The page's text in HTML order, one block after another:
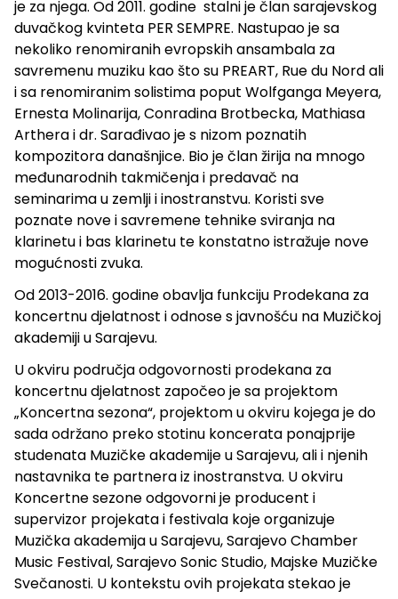
je za njega. Od 2011. godine stalni je član sarajevskog
duvačkog kvinteta PER SEMPRE. Nastupao je sa
nekoliko renomiranih evropskih ansambala za
savremenu muziku kao što su PREART, Rue du Nord ali
i sa renomiranim solistima poput Wolfganga Meyera,
Ernesta Molinarija, Conradina Brotbecka, Mathiasa
Arthera i dr. Sarađivao je s nizom poznatih
kompozitora današnjice. Bio je član žirija na mnogo
međunarodnih takmičenja i predavač na
seminarima u zemlji i inostranstvu. Koristi sve
poznate nove i savremene tehnike sviranja na
klarinetu i bas klarinetu te konstatno istražuje nove
mogućnosti zvuka.
Od 2013-2016. godine obavlja funkciju Prodekana za
koncertnu djelatnost i odnose s javnošću na Muzičkoj
akademiji u Sarajevu.
U okviru područja odgovornosti prodekana za
koncertnu djelatnost započeo je sa projektom
„Koncertna sezona“, projektom u okviru kojega je do
sada održano preko stotinu koncerata ponajprije
studenata Muzičke akademije u Sarajevu, ali i njenih
nastavnika te partnera iz inostranstva. U okviru
Koncertne sezone odgovorni je producent i
supervizor projekata i festivala koje organizuje
Muzička akademija u Sarajevu, Sarajevo Chamber
Music Festival, Sarajevo Sonic Studio, Majske Muzičke
Svečanosti. U kontekstu ovih projekata stekao je